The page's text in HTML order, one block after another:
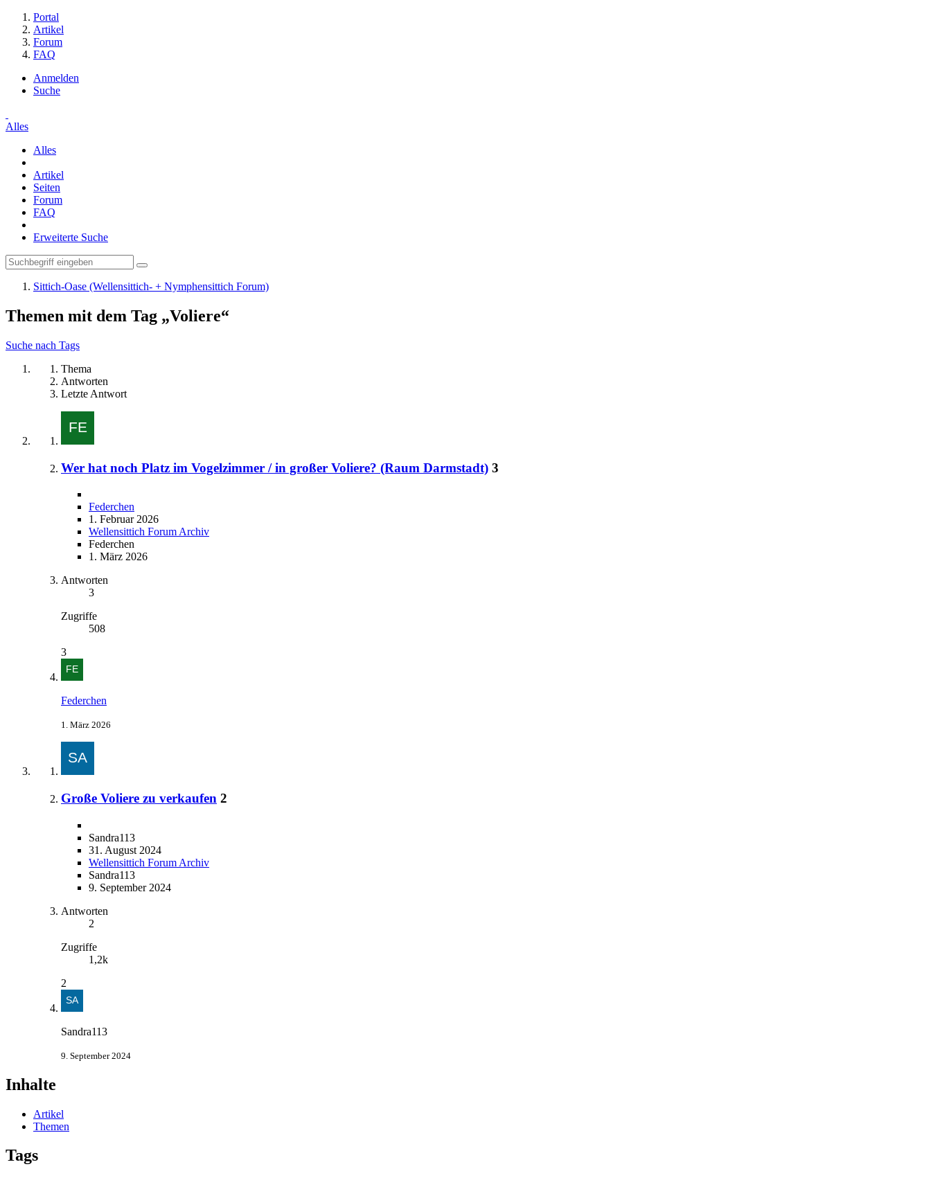
Portal
Artikel
Forum
FAQ
Anmelden
Suche
Alles
Alles
Artikel
Seiten
Forum
FAQ
Erweiterte Suche
Sittich-Oase (Wellensittich- + Nymphensittich Forum)
Themen mit dem Tag „Voliere“
Suche nach Tags
Thema
Antworten
Letzte Antwort
Wer hat noch Platz im Vogelzimmer / in großer Voliere? (Raum Darmstadt) 3
Federchen
1. Februar 2026
Wellensittich Forum Archiv
Federchen
1. März 2026
Antworten
3
Zugriffe
508
3
Federchen
1. März 2026
Große Voliere zu verkaufen 2
Sandra113
31. August 2024
Wellensittich Forum Archiv
Sandra113
9. September 2024
Antworten
2
Zugriffe
1,2k
2
Sandra113
9. September 2024
Inhalte
Artikel
Themen
Tags